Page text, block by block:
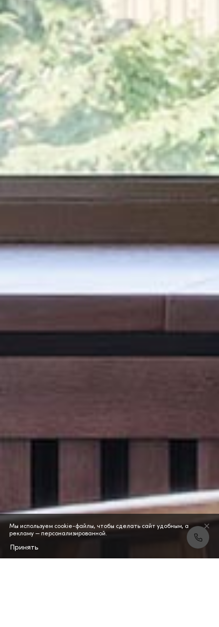
Мы используем cookie-файлы, чтобы сделать сайт удобным, а
рекламу — персонализированной.
Принять